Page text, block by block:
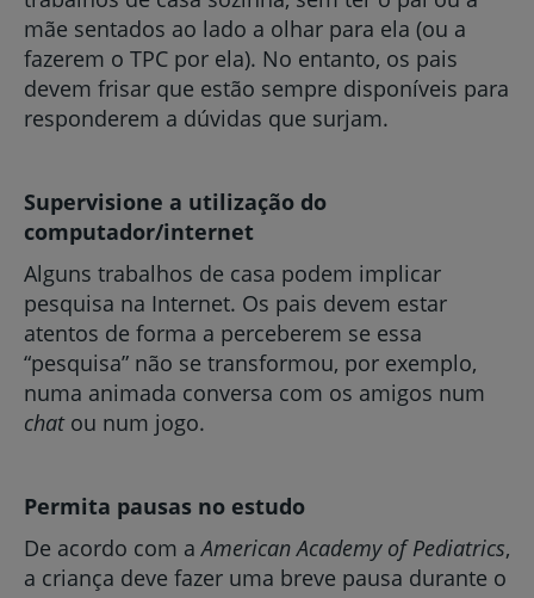
mãe sentados ao lado a olhar para ela (ou a
fazerem o TPC por ela). No entanto, os pais
devem frisar que estão sempre disponíveis para
responderem a dúvidas que surjam.
Supervisione a utilização do
computador/internet
Alguns trabalhos de casa podem implicar
pesquisa na Internet. Os pais devem estar
atentos de forma a perceberem se essa
“pesquisa” não se transformou, por exemplo,
numa animada conversa com os amigos num
chatou num jogo.
Permita pausas no estudo
De acordo com aAmerican Academy of Pediatrics,
a criança deve fazer uma breve pausa durante o